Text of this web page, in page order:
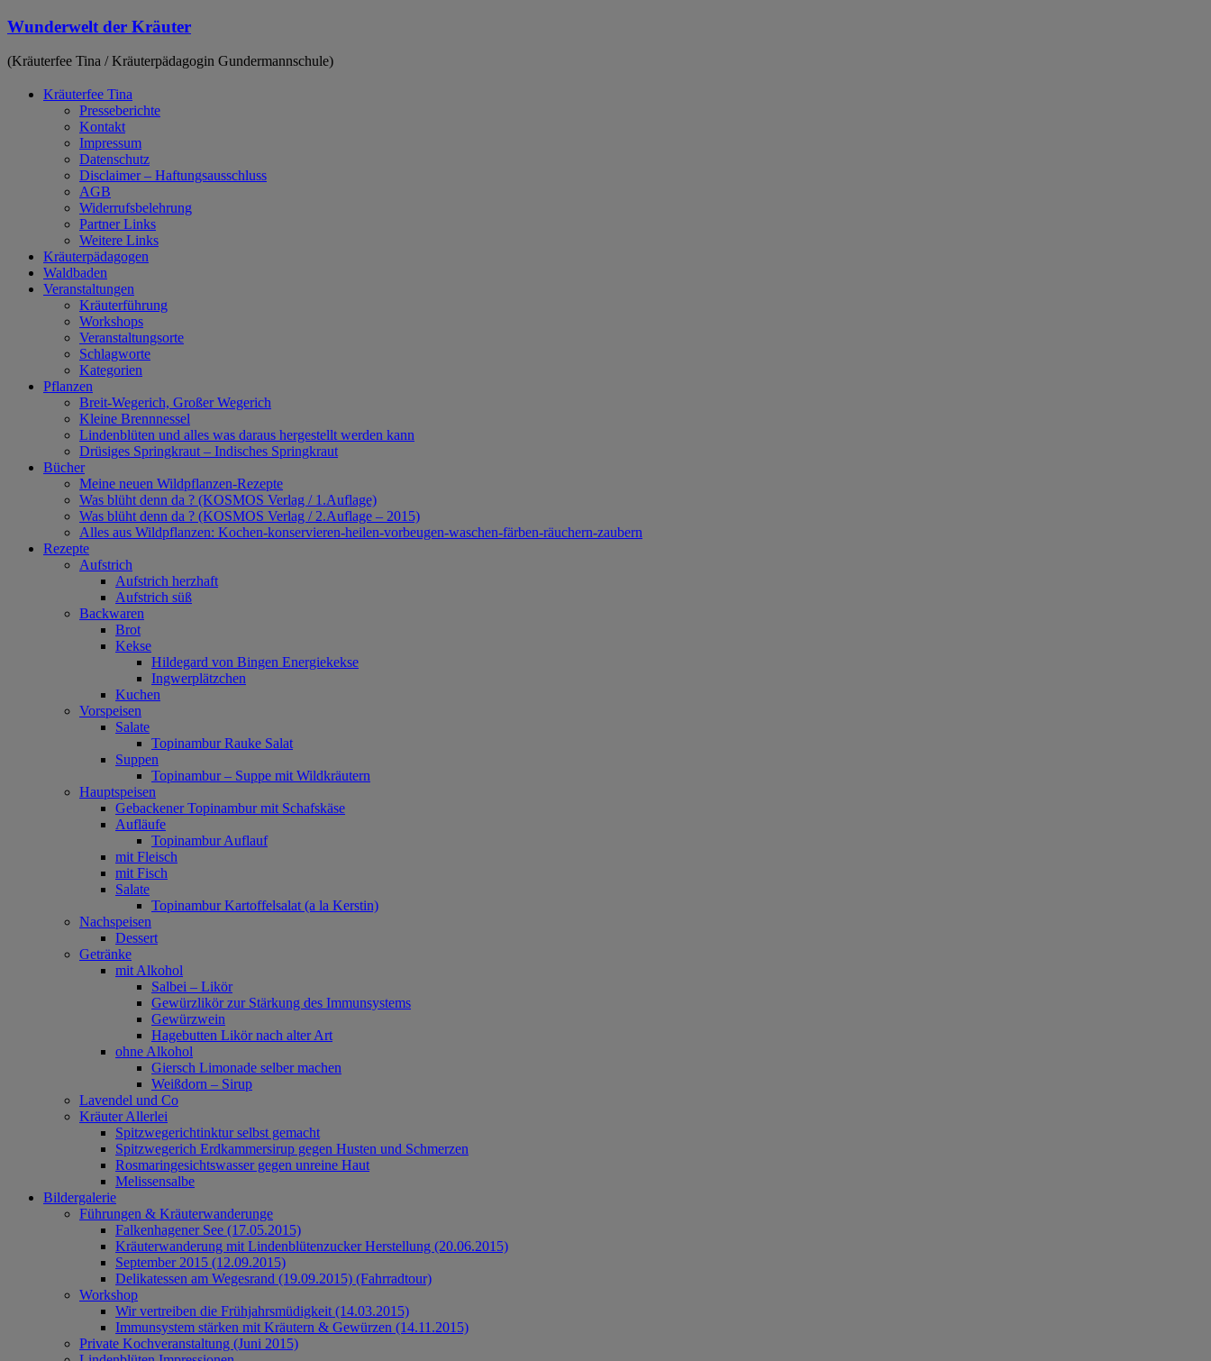
Zum
springen
Wunderwelt der Kräuter
(Kräuterfee Tina / Kräuterpädagogin Gundermannschule)
Kräuterfee Tina
Presseberichte
Kontakt
Impressum
Datenschutz
Disclaimer – Haftungsausschluss
AGB
Widerrufsbelehrung
Partner Links
Weitere Links
Kräuterpädagogen
Waldbaden
Veranstaltungen
Kräuterführung
Workshops
Veranstaltungsorte
Schlagworte
Kategorien
Pflanzen
Breit-Wegerich, Großer Wegerich
Kleine Brennnessel
Lindenblüten und alles was daraus hergestellt werden kann
Drüsiges Springkraut – Indisches Springkraut
Bücher
Meine neuen Wildpflanzen-Rezepte
Was blüht denn da ? (KOSMOS Verlag / 1.Auflage)
Was blüht denn da ? (KOSMOS Verlag / 2.Auflage – 2015)
Alles aus Wildpflanzen: Kochen-konservieren-heilen-vorbeugen-waschen-färben-räuchern-zaubern
Rezepte
Aufstrich
Aufstrich herzhaft
Aufstrich süß
Backwaren
Brot
Kekse
Hildegard von Bingen Energiekekse
Ingwerplätzchen
Kuchen
Vorspeisen
Salate
Topinambur Rauke Salat
Suppen
Topinambur – Suppe mit Wildkräutern
Hauptspeisen
Gebackener Topinambur mit Schafskäse
Aufläufe
Topinambur Auflauf
mit Fleisch
mit Fisch
Salate
Topinambur Kartoffelsalat (a la Kerstin)
Nachspeisen
Dessert
Getränke
mit Alkohol
Salbei – Likör
Gewürzlikör zur Stärkung des Immunsystems
Gewürzwein
Hagebutten Likör nach alter Art
ohne Alkohol
Giersch Limonade selber machen
Weißdorn – Sirup
Lavendel und Co
Kräuter Allerlei
Spitzwegerichtinktur selbst gemacht
Spitzwegerich Erdkammersirup gegen Husten und Schmerzen
Rosmaringesichtswasser gegen unreine Haut
Melissensalbe
Bildergalerie
Führungen & Kräuterwanderunge
Falkenhagener See (17.05.2015)
Kräuterwanderung mit Lindenblütenzucker Herstellung (20.06.2015)
September 2015 (12.09.2015)
Delikatessen am Wegesrand (19.09.2015) (Fahrradtour)
Workshop
Wir vertreiben die Frühjahrsmüdigkeit (14.03.2015)
Immunsystem stärken mit Kräutern & Gewürzen (14.11.2015)
Private Kochveranstaltung (Juni 2015)